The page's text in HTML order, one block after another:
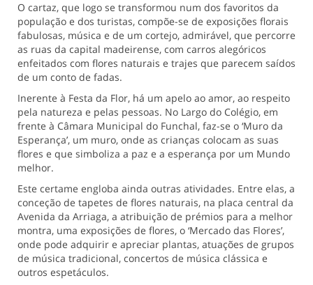
O cartaz, que logo se transformou num dos favoritos da
população e dos turistas, compõe-se de exposições florais
fabulosas, música e de um cortejo, admirável, que percorre
as ruas da capital madeirense, com carros alegóricos
enfeitados com flores naturais e trajes que parecem saídos
de um conto de fadas.
Inerente à Festa da Flor, há um apelo ao amor, ao respeito
pela natureza e pelas pessoas. No Largo do Colégio, em
frente à Câmara Municipal do Funchal, faz-se o ‘Muro da
Esperança’, um muro, onde as crianças colocam as suas
flores e que simboliza a paz e a esperança por um Mundo
melhor.
Este certame engloba ainda outras atividades. Entre elas, a
conceção de tapetes de flores naturais, na placa central da
Avenida da Arriaga, a atribuição de prémios para a melhor
montra, uma exposições de flores, o ‘Mercado das Flores’,
onde pode adquirir e apreciar plantas, atuações de grupos
de música tradicional, concertos de música clássica e
outros espetáculos.